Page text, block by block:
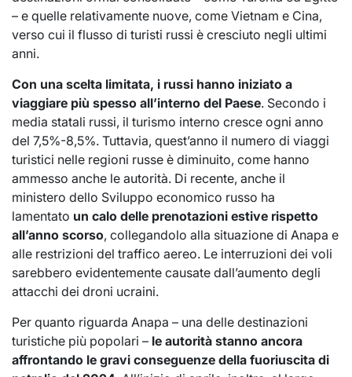
– e quelle relativamente nuove, come Vietnam e Cina,
verso cui il flusso di turisti russi è cresciuto negli ultimi
anni.
Con una scelta limitata, i russi hanno iniziato a
viaggiare più spesso all’interno del Paese. Secondo i
media statali russi, il turismo interno cresce ogni anno
del 7,5%-8,5%. Tuttavia, quest’anno il numero di viaggi
turistici nelle regioni russe è diminuito, come hanno
ammesso anche le autorità. Di recente, anche il
ministero dello Sviluppo economico russo ha
lamentato un calo delle prenotazioni estive rispetto
all’anno scorso, collegandolo alla situazione di Anapa e
alle restrizioni del traffico aereo. Le interruzioni dei voli
sarebbero evidentemente causate dall’aumento degli
attacchi dei droni ucraini.
Per quanto riguarda Anapa – una delle destinazioni
turistiche più popolari – le autorità stanno ancora
affrontando le gravi conseguenze della fuoriuscita di